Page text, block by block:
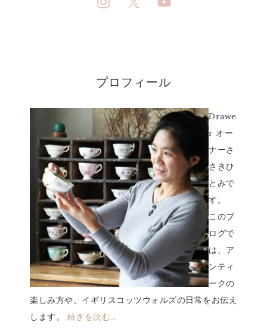
プロフィール
Drawe
r オー
ナーさ
さきひ
とみで
す。
このブ
ログで
は、ア
ンティ
ークの
楽しみ方や、イギリスコッツウォルズの日常をお伝え
します。 続きを読む…